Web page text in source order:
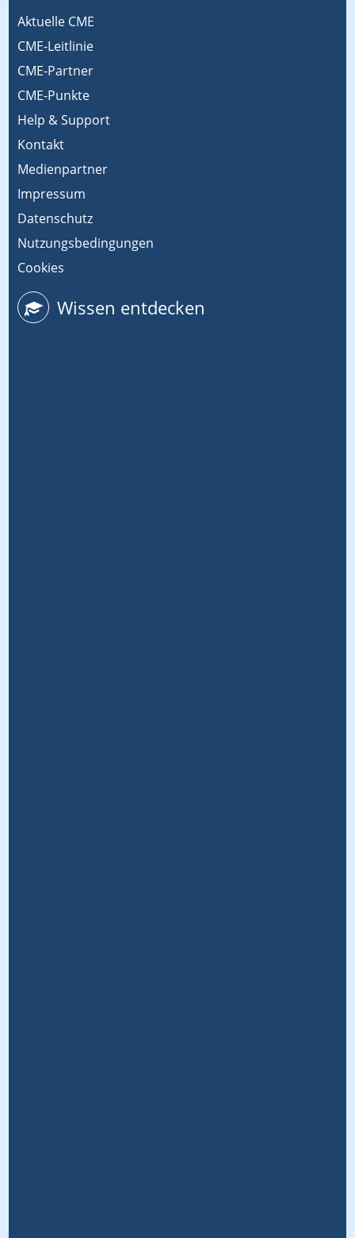
Aktuelle CME
CME-Leitlinie
CME-Partner
CME-Punkte
Help & Support
Kontakt
Medienpartner
Impressum
Datenschutz
Nutzungsbedingungen
Cookies
Wissen entdecken